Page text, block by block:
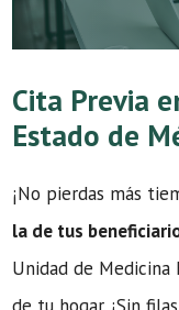
Cita Previa
Estado de
¡No pierdas más
la de tus
Unidad de Medicina
de tu hogar. ¡Sin